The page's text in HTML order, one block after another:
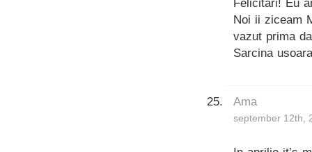
Felicitari! Eu
Noi ii ziceam
vazut prima
Sarcina
Ama
september 12th,